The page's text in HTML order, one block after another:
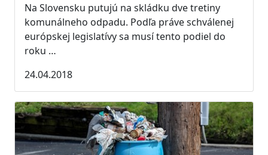
Na Slovensku putujú na skládku dve tretiny
komunálneho odpadu. Podľa práve schválenej
európskej legislatívy sa musí tento podiel do
roku …
24.04.2018